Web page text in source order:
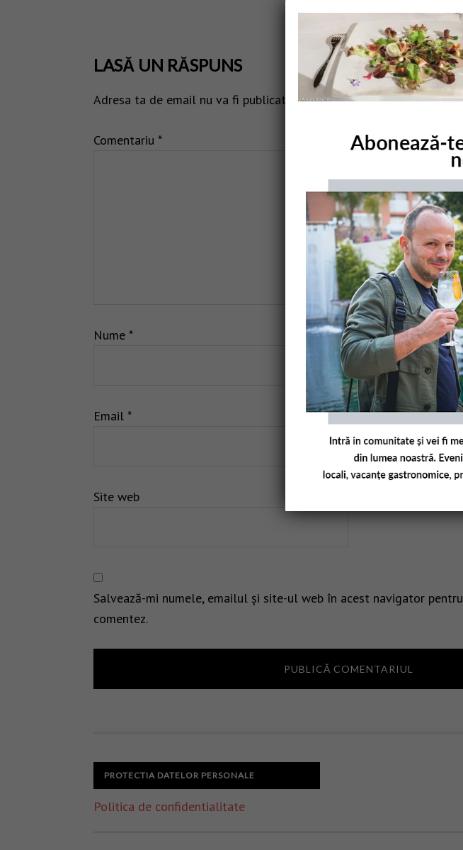
LASĂ UN RĂSPUNS
Adresa ta de email nu va fi publicată. Câmpurile obligatorii sunt
Comentariu *
Nume *
Email *
Site web
Salvează-mi numele, emailul și site-ul web în acest navigator
comentez.
PROTECTIA DATELOR PERSONALE
Politica de confidentialitate